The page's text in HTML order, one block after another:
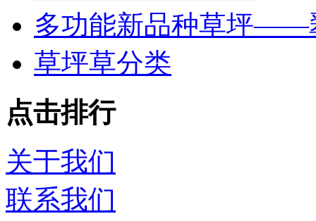
多功能新品种草坪——
草坪草分类
点击排行
关于我们
联系我们